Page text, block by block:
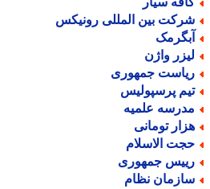
بین المللی رونیکس
واژن
جمهوری
پرسپولیس
علمیه
تومانی
الاسلام
جمهوری
نظام